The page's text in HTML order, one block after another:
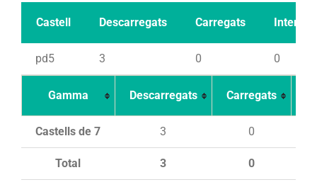
Castell Descarregats Carregats Intents
pd5 3 0 0
Gamma Descarregats Carregats
Total 3 0
Castells de 7 3 0